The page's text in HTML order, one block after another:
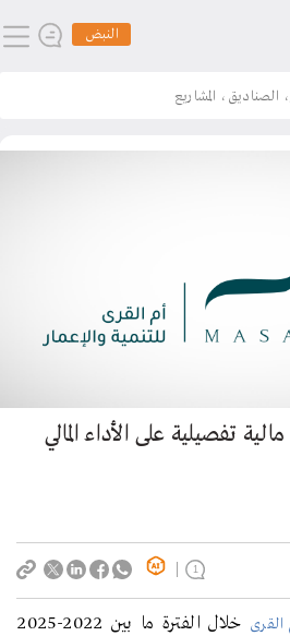
النبض
تفصيلية على الأداء المالي
1
القرى
خلال الفترة ما بين 2022-2025